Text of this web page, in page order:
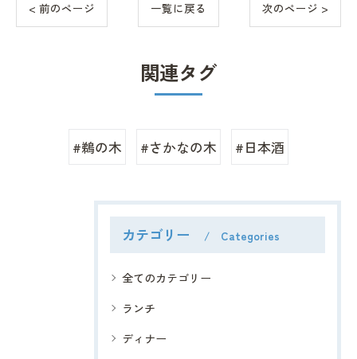
< 前のページ 一覧に戻る 次のページ >
関連タグ
#鵜の木 #さかなの木 #日本酒
カテゴリー Categories
全てのカテゴリー
ランチ
ディナー